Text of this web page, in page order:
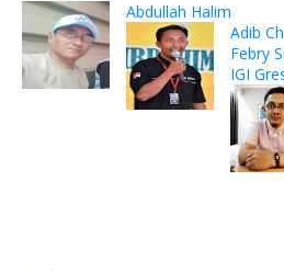
Abdullah Halim
Adib
Febry
IGI